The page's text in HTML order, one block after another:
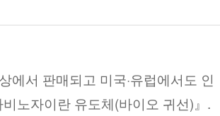
에서 판매되고 미국·유럽에서도 인
노자이란 유도체(바이오 귀선)』.